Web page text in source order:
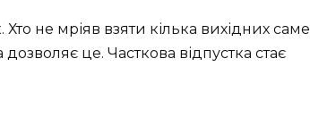
не мріяв взяти кілька вихідних саме
це. Часткова відпустка стає